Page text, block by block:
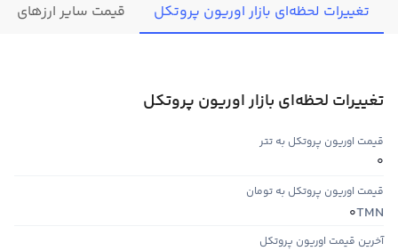
تغییرات لحظه‌ای بازار اوریون پروتکل قیمت سایر ارزهای
تغییرات لحظه‌ای بازار اوریون پروتکل
قیمت اوریون پروتکل به تتر
0
قیمت اوریون پروتکل به تومان
TMN
0
آخرین قیمت اوریون پروتکل